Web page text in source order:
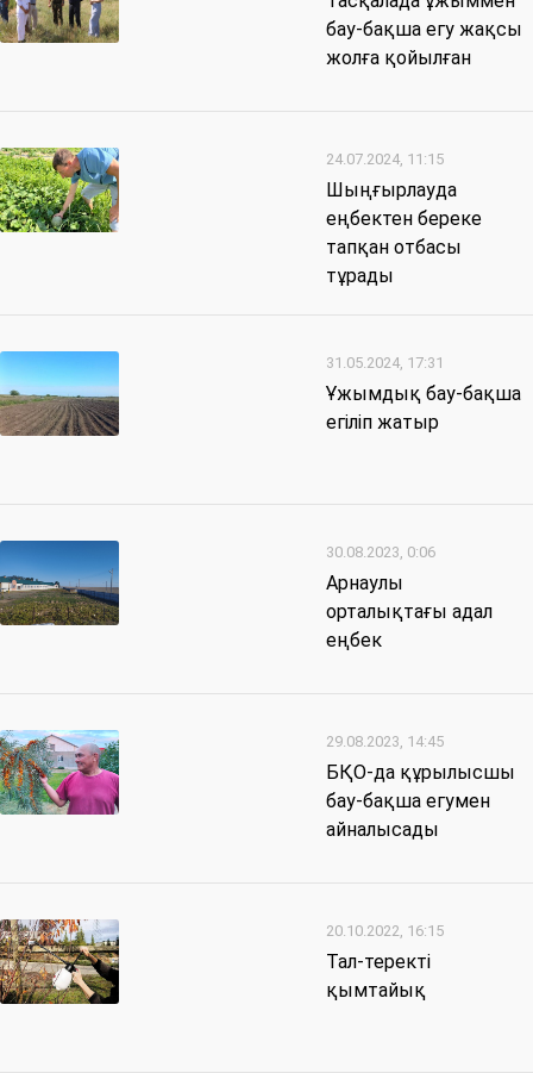
бау-бақша егу жақсы
жолға қойылған
24.07.2024, 11:15
Шыңғырлауда
еңбектен береке
тапқан отбасы
тұрады
31.05.2024, 17:31
Ұжымдық бау-бақша
егіліп жатыр
30.08.2023, 0:06
Арнаулы
орталықтағы адал
еңбек
29.08.2023, 14:45
БҚО-да құрылысшы
бау-бақша егумен
айналысады
20.10.2022, 16:15
Тал-теректі
қымтайық